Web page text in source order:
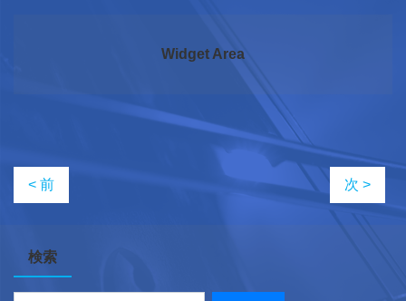
Widget Area
< 前 次 >
検索